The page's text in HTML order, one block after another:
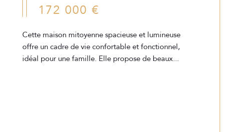
172 000 €
Cette maison mitoyenne spacieuse et lumineuse
offre un cadre de vie confortable et fonctionnel,
idéal pour une famille. Elle propose de beaux...